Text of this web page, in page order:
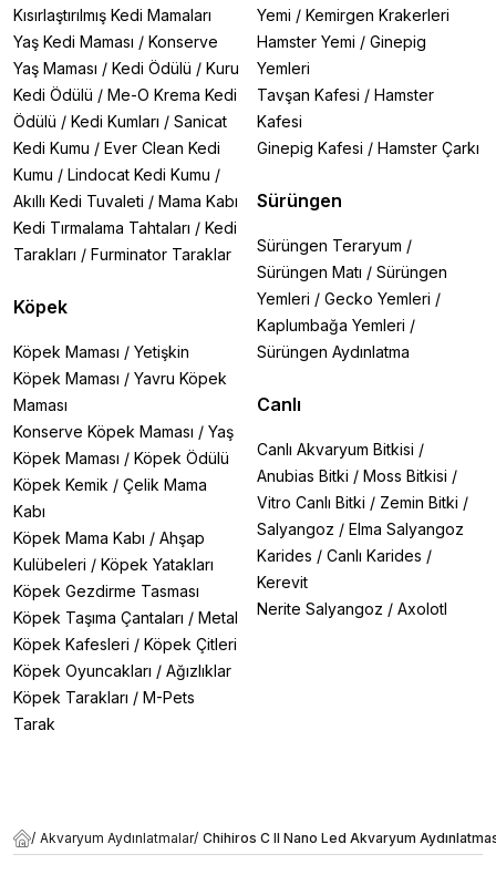
Kısırlaştırılmış Kedi Mamaları
Yaş Kedi Maması / Konserve
Yaş Maması / Kedi Ödülü / Kuru
Kedi Ödülü / Me-O Krema Kedi
Ödülü / Kedi Kumları / Sanicat
Kedi Kumu / Ever Clean Kedi
Kumu / Lindocat Kedi Kumu /
Akıllı Kedi Tuvaleti / Mama Kabı
Kedi Tırmalama Tahtaları / Kedi
Tarakları / Furminator Taraklar
Köpek
Köpek Maması / Yetişkin
Köpek Maması / Yavru Köpek
Maması
Konserve Köpek Maması / Yaş
Köpek Maması / Köpek Ödülü
Köpek Kemik / Çelik Mama
Kabı
Köpek Mama Kabı / Ahşap
Kulübeleri / Köpek Yatakları
Köpek Gezdirme Tasması
Köpek Taşıma Çantaları / Metal
Köpek Kafesleri / Köpek Çitleri
Köpek Oyuncakları / Ağızlıklar
Köpek Tarakları / M-Pets
Tarak
Yemi / Kemirgen Krakerleri
Hamster Yemi / Ginepig
Yemleri
Tavşan Kafesi / Hamster
Kafesi
Ginepig Kafesi / Hamster Çarkı
Sürüngen
Sürüngen Teraryum /
Sürüngen Matı / Sürüngen
Yemleri / Gecko Yemleri /
Kaplumbağa Yemleri /
Sürüngen Aydınlatma
Canlı
Canlı Akvaryum Bitkisi /
Anubias Bitki / Moss Bitkisi /
Vitro Canlı Bitki / Zemin Bitki /
Salyangoz / Elma Salyangoz
Karides / Canlı Karides /
Kerevit
Nerite Salyangoz / Axolotl
/ Akvaryum Aydınlatmalar/ Chihiros C II Nano Led Akvaryum